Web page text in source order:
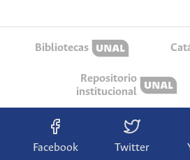
Bibliotecas
Repositorio
institucional
Facebook Twitter